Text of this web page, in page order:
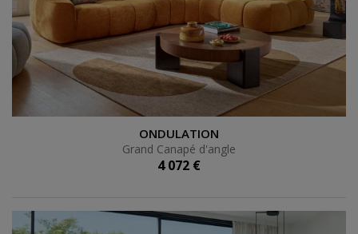
ONDULATION
Grand Canapé d'angle
4 072 €